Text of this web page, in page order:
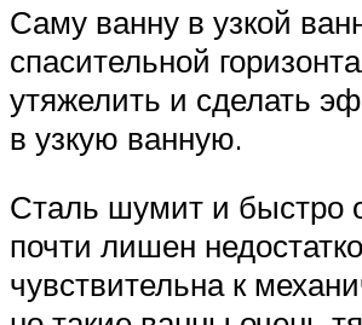
Саму ванну в узкой
спасительной
утяжелить и сделать
в узкую ванную.
Сталь шумит и быстро
почти лишен
чувствительна к